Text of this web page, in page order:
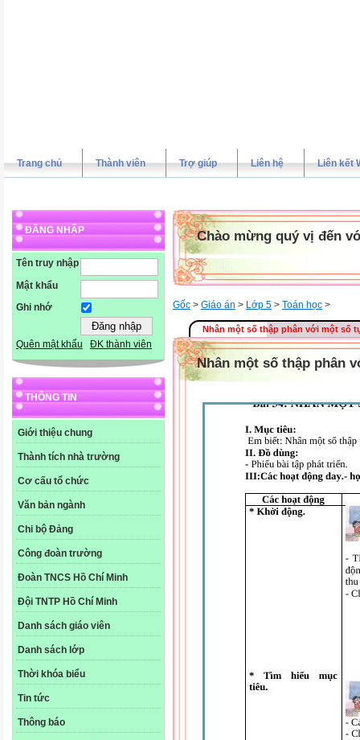
Trang chủ Thành viên Trợ giúp Liên hệ Liên kết
ĐĂNG NHẬP
Tên truy nhập
Mật khẩu
Ghi nhớ
Quên mật khẩu ĐK thành viên
THÔNG TIN
Giới thiệu chung
Thành tích nhà trường
Cơ cấu tổ chức
Văn bản ngành
Chi bộ Đảng
Công đoàn trường
Đoàn TNCS Hồ Chí Minh
Đội TNTP Hồ Chí Minh
Danh sách giáo viên
Danh sách lớp
Thời khóa biểu
Tin tức
Thông báo
Chào mừng quý vị đến
Gốc > Giáo án > Lớp 5 > Toán học >
Nhân một số thập phân với một số
Nhân một số thập phân